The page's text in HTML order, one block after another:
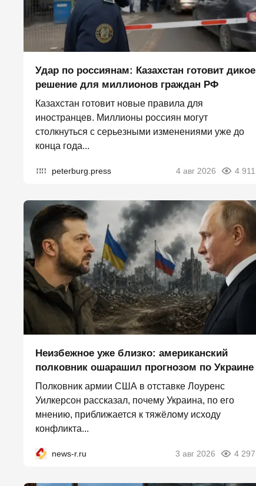
Удар по россиянам: Казахстан готовит дикое
решение для миллионов граждан РФ
Казахстан готовит новые правила для
иностранцев. Миллионы россиян могут
столкнуться с серьезными изменениями уже до
конца года...
peterburg.press 4 авг 2026 4 911
Неизбежное уже близко: американский
полковник ошарашил прогнозом по Украине
Полковник армии США в отставке Лоуренс
Уилкерсон рассказал, почему Украина, по его
мнению, приближается к тяжёлому исходу
конфликта...
news-r.ru 3 авг 2026 4 297